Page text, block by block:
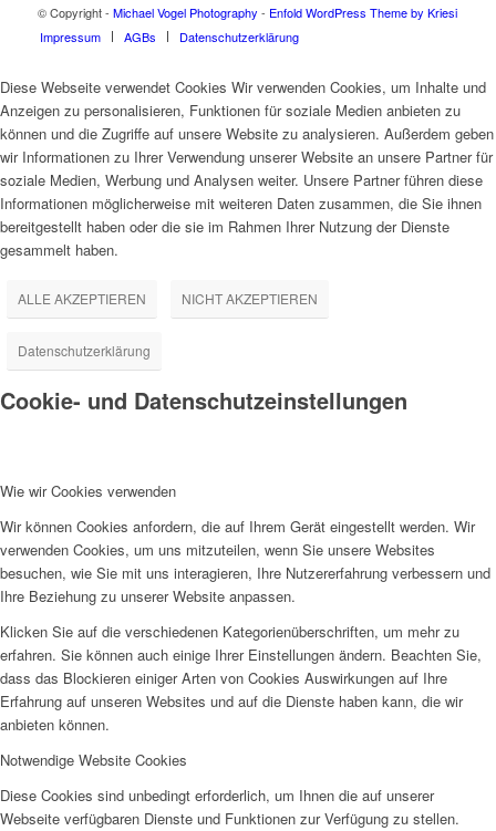
© Copyright - Michael Vogel Photography - Enfold WordPress Theme by Kriesi
Impressum
AGBs Datenschutzerklärung
Diese Webseite verwendet Cookies Wir verwenden Cookies, um Inhalte und
Anzeigen zu personalisieren, Funktionen für soziale Medien anbieten zu
können und die Zugriffe auf unsere Website zu analysieren. Außerdem geben
wir Informationen zu Ihrer Verwendung unserer Website an unsere Partner für
soziale Medien, Werbung und Analysen weiter. Unsere Partner führen diese
Informationen möglicherweise mit weiteren Daten zusammen, die Sie ihnen
bereitgestellt haben oder die sie im Rahmen Ihrer Nutzung der Dienste
gesammelt haben.
ALLE AKZEPTIEREN NICHT AKZEPTIEREN
Datenschutzerklärung
Cookie- und Datenschutzeinstellungen
Wie wir Cookies verwenden
Wir können Cookies anfordern, die auf Ihrem Gerät eingestellt werden. Wir
verwenden Cookies, um uns mitzuteilen, wenn Sie unsere Websites
besuchen, wie Sie mit uns interagieren, Ihre Nutzererfahrung verbessern und
Ihre Beziehung zu unserer Website anpassen.
Klicken Sie auf die verschiedenen Kategorienüberschriften, um mehr zu
erfahren. Sie können auch einige Ihrer Einstellungen ändern. Beachten Sie,
dass das Blockieren einiger Arten von Cookies Auswirkungen auf Ihre
Erfahrung auf unseren Websites und auf die Dienste haben kann, die wir
anbieten können.
Notwendige Website Cookies
Diese Cookies sind unbedingt erforderlich, um Ihnen die auf unserer
Webseite verfügbaren Dienste und Funktionen zur Verfügung zu stellen.